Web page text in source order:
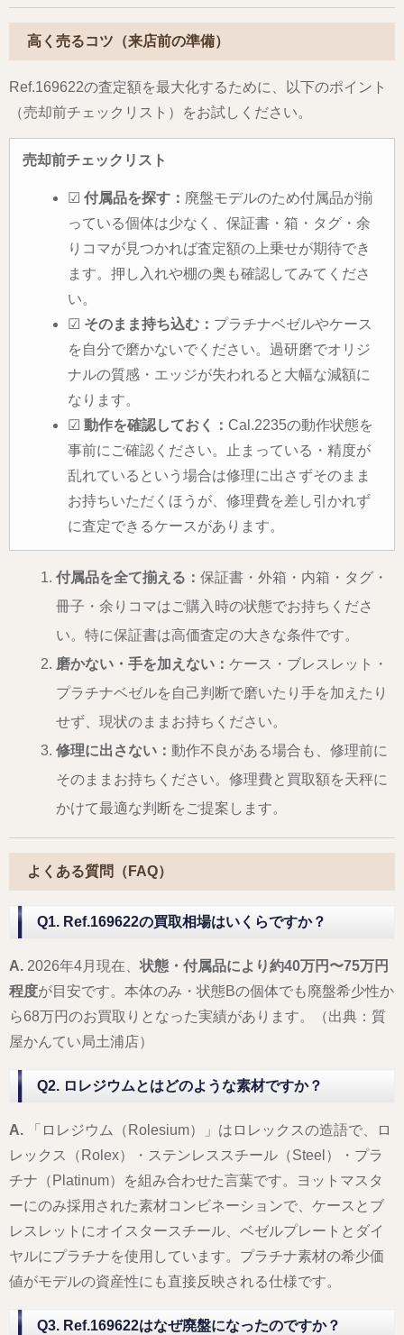
高く売るコツ（来店前の準備）
Ref.169622の査定額を最大化するために、以下のポイント
（売却前チェックリスト）をお試しください。
売却前チェックリスト
☑ 付属品を探す： 廃盤モデルのため付属品が揃
っている個体は少なく、保証書・箱・タグ・余
りコマが見つかれば査定額の上乗せが期待でき
ます。押し入れや棚の奥も確認してみてくださ
い。
☑ そのまま持ち込む： プラチナベゼルやケース
を自分で磨かないでください。過研磨でオリジ
ナルの質感・エッジが失われると大幅な減額に
なります。
☑ 動作を確認しておく： Cal.2235の動作状態を
事前にご確認ください。止まっている・精度が
乱れているという場合は修理に出さずそのまま
お持ちいただくほうが、修理費を差し引かれず
に査定できるケースがあります。
付属品を全て揃える： 保証書・外箱・内箱・タグ・
冊子・余りコマはご購入時の状態でお持ちくださ
い。特に保証書は高価査定の大きな条件です。
磨かない・手を加えない： ケース・ブレスレット・
プラチナベゼルを自己判断で磨いたり手を加えたり
せず、現状のままお持ちください。
修理に出さない： 動作不良がある場合も、修理前に
そのままお持ちください。修理費と買取額を天秤に
かけて最適な判断をご提案します。
よくある質問（FAQ）
Q1. Ref.169622の買取相場はいくらですか？
A. 2026年4月現在、状態・付属品により約40万円〜75万円
程度が目安です。本体のみ・状態Bの個体でも廃盤希少性か
ら68万円のお買取りとなった実績があります。（出典：質
屋かんてい局土浦店）
Q2. ロレジウムとはどのような素材ですか？
A. 「ロレジウム（Rolesium）」はロレックスの造語で、ロ
レックス（Rolex）・ステンレススチール（Steel）・プラ
チナ（Platinum）を組み合わせた言葉です。ヨットマスタ
ーにのみ採用された素材コンビネーションで、ケースとブ
レスレットにオイスタースチール、ベゼルプレートとダイ
ヤルにプラチナを使用しています。プラチナ素材の希少価
値がモデルの資産性にも直接反映される仕様です。
Q3. Ref.169622はなぜ廃盤になったのですか？